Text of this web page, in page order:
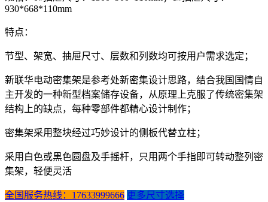
930*668*110mm
特点：
节型、架宽、抽屉尺寸、层数和列数均可按用户需求选定；
新联华电动密集架是参考处新密集设计思路，结合我国国情自
主开发的一种新型档案储存设备，从原理上克服了传统密集架
结构上的缺点，每种零部件都精心设计制作；
密集架采用整块经过巧妙设计的侧板代替立柱；
采用白色或黑色圆盘及手摇杆，只用两个手指即可转动整列密
集架，轻便灵活
全国服务热线：17633999666 更多尺寸选择